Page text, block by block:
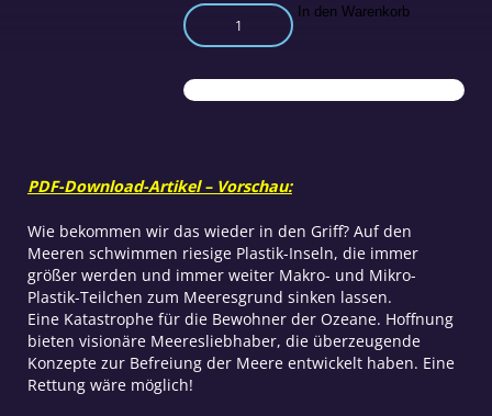
Plastikmeere
Menge
In den Warenkorb
PDF-Download-Artikel – Vorschau:
Wie bekommen wir das wieder in den Griff? Auf den
Meeren schwimmen riesige Plastik-Inseln, die immer
größer werden und immer weiter Makro- und Mikro-
Plastik-Teilchen zum Meeresgrund sinken lassen.
Eine Katastrophe für die Bewohner der Ozeane. Hoffnung
bieten visionäre Meeresliebhaber, die überzeugende
Konzepte zur Befreiung der Meere entwickelt haben. Eine
Rettung wäre möglich!